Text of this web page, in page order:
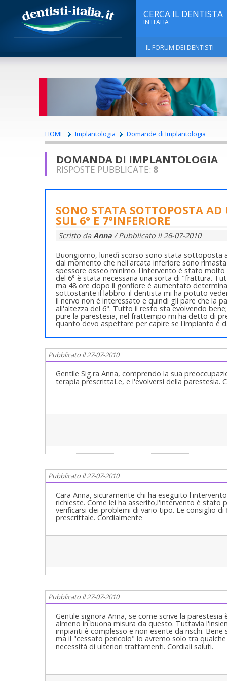
CERCA IL DENTISTA
IN ITALIA
IL FORUM DEI DENTISTI
HOME Implantologia Domande di Implantologia
DOMANDA DI IMPLANTOLOGIA
RISPOSTE PUBBLICATE: 8
SONO STATA SOTTOPOSTA
SUL 6° E 7°INFERIORE
Scritto daAnna / Pubblicato il26-07-2010
Buongiorno, lunedì scorso sono stata sottoposta
dal momento che nell'arcata inferiore sono
spessore osseo minimo. l'intervento è stato
del 6° è stata necessaria una sorta di "frattura.
ma 48 ore dopo il gonfiore è aumentato
sottostante il labbro. il dentista mi ha potuto
il nervo non è interessato e quindi gli pare che la
all'altezza del 6°. Tutto il resto sta evolvendo
pure la parestesia, nel frattempo mi ha detto di
quanto devo aspettare per capire se l'impianto è
Pubblicato il 27-07-2010
Gentile Sig.ra Anna, comprendo la sua
terapia prescrittaLe, e l'evolversi della parestesia.
Pubblicato il 27-07-2010
Cara Anna, sicuramente chi ha eseguito
richieste. Come lei ha asserito,l'intervento è
verificarsi dei problemi di vario tipo. Le consiglio
prescrittale. Cordialmente
Pubblicato il 27-07-2010
Gentile signora Anna, se come scrive la
almeno in buona misura da questo. Tuttavia
impianti è complesso e non esente da rischi.
ma il "cessato pericolo" lo avremo solo tra
necessità di ulteriori trattamenti. Cordiali saluti.